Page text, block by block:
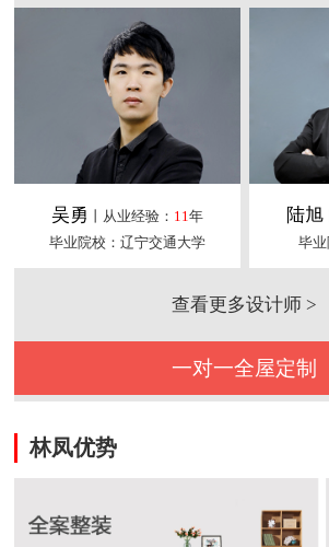
吴勇 丨从业经验： 11年
毕业院校：辽宁交通大学
陆旭
毕
查看更多设计师 >
一对一全屋定制
林凤优势